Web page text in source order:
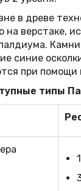
в древе
на верстаке,
синие
при помощи
типы